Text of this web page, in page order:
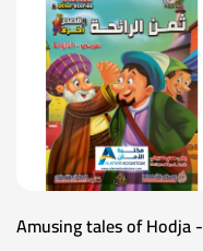
Amusing tales of Hodja -